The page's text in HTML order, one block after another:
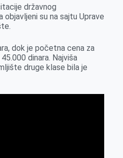
r
s
A
p
državnog
su na sajtu Uprave
dok je početna cena za
dinara. Najviša
druge klase bila je